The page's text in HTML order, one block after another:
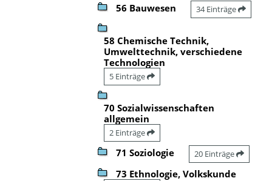
56 Bauwesen 34 Einträge
58 Chemische Technik,
Umwelttechnik, verschiedene
Technologien
5 Einträge
70 Sozialwissenschaften
allgemein
2 Einträge
71 Soziologie 20 Einträge
73 Ethnologie, Volkskunde